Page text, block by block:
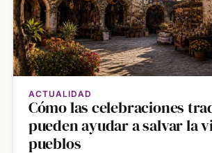
ACTUALIDAD
Cómo las celebraciones
pueden ayudar a salvar la
pueblos